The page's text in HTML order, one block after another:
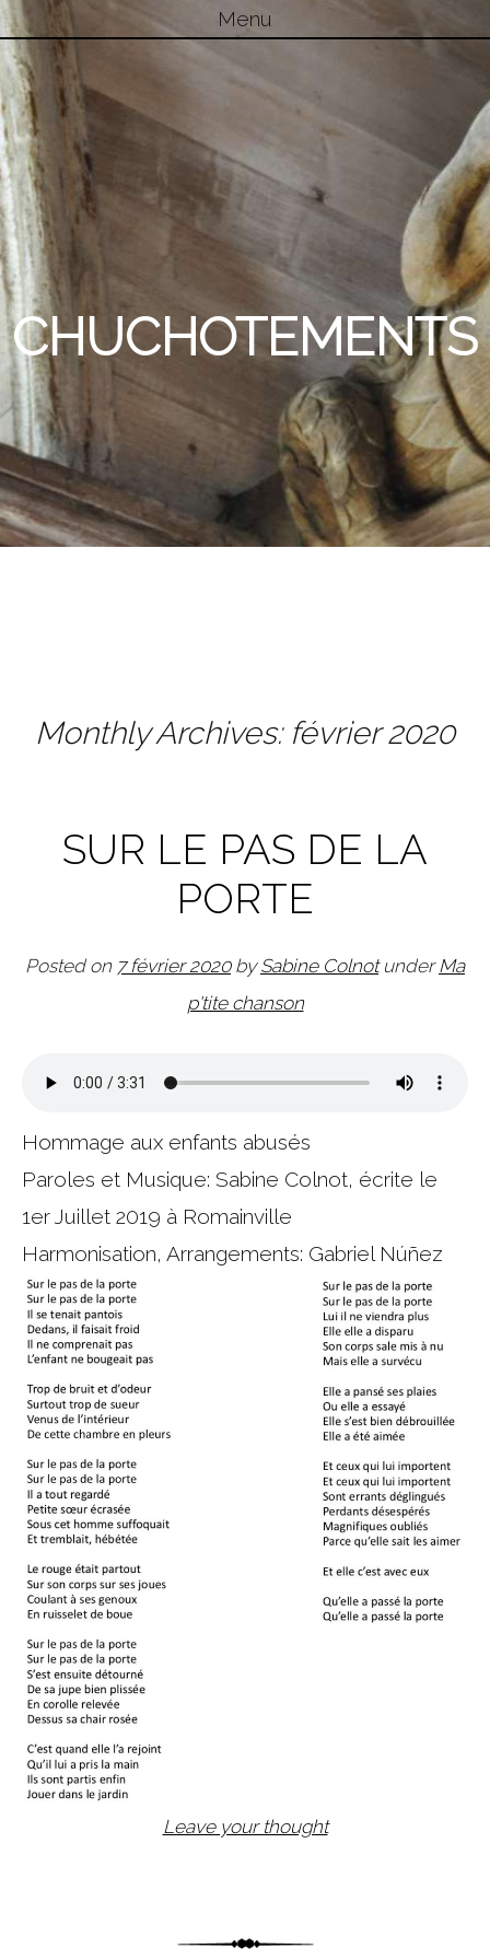
Menu
Skip to content
CHUCHOTEMENTS
Monthly Archives: février 2020
SUR LE PAS DE LA
PORTE
Posted on 7 février 2020bySabine ColnotunderMa
p'tite chanson
Hommage aux enfants abusés
Paroles et Musique: Sabine Colnot, écrite le
1er Juillet 2019 à Romainville
Harmonisation, Arrangements: Gabriel Núñez
Leave your thought